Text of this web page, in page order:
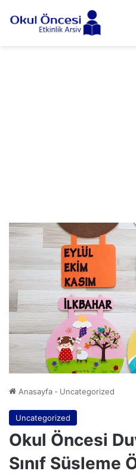
Anasayfa - Uncategorized
Uncategorized
Okul Öncesi
Sınıf Süsleme